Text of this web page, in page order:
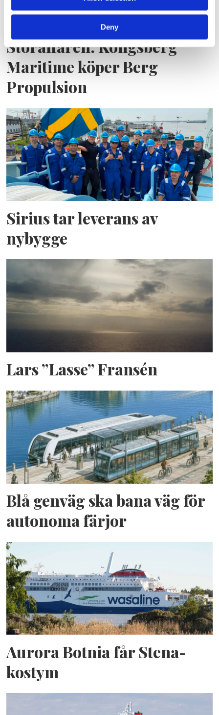
Deny
Storaffären: Kongsberg
Maritime köper Berg
Propulsion
Sirius tar leverans av
nybygge
Lars ”Lasse” Fransén
Blå genväg ska bana väg för
autonoma färjor
Aurora Botnia får Stena-
kostym